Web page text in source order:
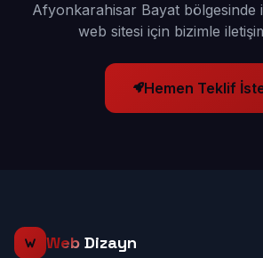
Afyonkarahisar Bayat bölgesinde
web sitesi için bizimle
Hemen Teklif
Web Dizayn